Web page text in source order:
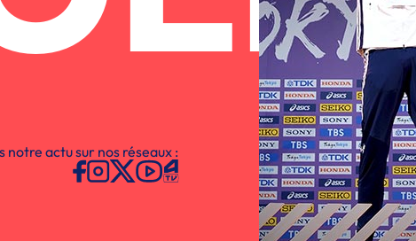
notre actu sur nos réseaux :